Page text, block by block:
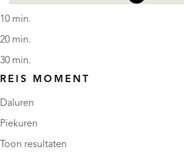
10 min.
20 min.
30 min.
REIS MOMENT
Daluren
Piekuren
Toon resultaten